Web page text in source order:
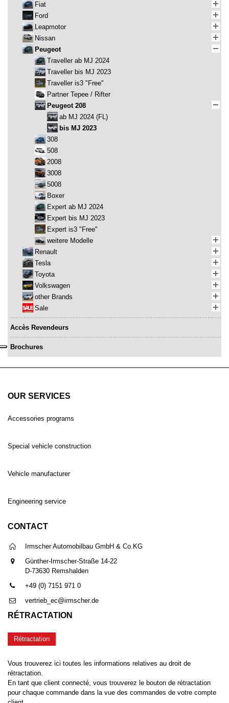
Fiat
Ford
Leapmotor
Nissan
Peugeot
Traveller ab MJ 2024
Traveller bis MJ 2023
Traveller is3 "Free"
Partner Tepee / Rifter
Peugeot 208
ab MJ 2024 (FL)
bis MJ 2023
308
508
2008
3008
5008
Boxer
Expert ab MJ 2024
Expert bis MJ 2023
Expert is3 "Free"
weitere Modelle
Renault
Tesla
Toyota
Volkswagen
other Brands
Sale
Accès Revendeurs
Brochures
OUR SERVICES
Accessories programs
Special vehicle construction
Vehicle manufacturer
Engineering service
CONTACT
Irmscher Automobilbau GmbH & Co.KG
Günther-Irmscher-Straße 14-22
D-73630 Remshalden
+49 (0) 7151 971 0
vertrieb_ec@irmscher.de
RÉTRACTATION
Rétractation
Vous trouverez ici toutes les informations relatives au droit de
rétractation.
En tant que client connecté, vous trouverez le bouton de rétractation
pour chaque commande dans la vue des commandes de votre compte